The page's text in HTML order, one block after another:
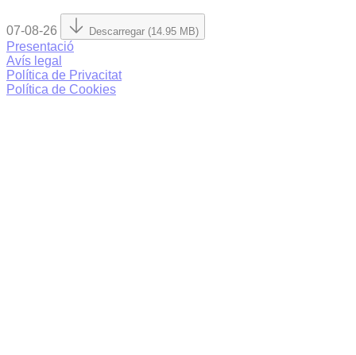
07-08-26 Descarregar (14.95 MB)
Presentació
Avís legal
Política de Privacitat
Política de Cookies